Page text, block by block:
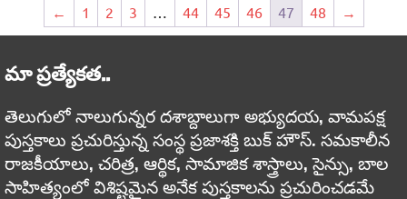
← 1 2 3 44 45 46 47 48 →
మా ప్రత్యేకత..
తెలుగులో నాలుగున్నర దశాబ్దాలుగా అభ్యుదయ, వామపక్ష
పుస్తకాలు ప్రచురిస్తున్న సంస్థ ప్రజాశక్తి బుక్ హౌస్. సమకాలీన
రాజకీయాలు, చరిత్ర, ఆర్థిక, సామాజిక శాస్త్రాలు, సైన్సు, బాల
సాహిత్యంలో విశిష్టమైన అనేక పుస్తకాలను ప్రచురించడమే